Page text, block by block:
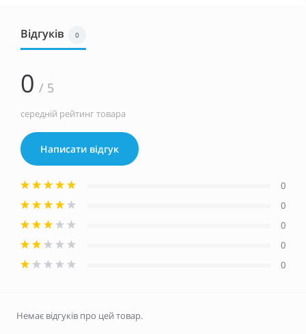
Відгуків 0
0 / 5
середній рейтинг товара
Написати відгук
0
0
0
0
0
Немає відгуків про цей товар.